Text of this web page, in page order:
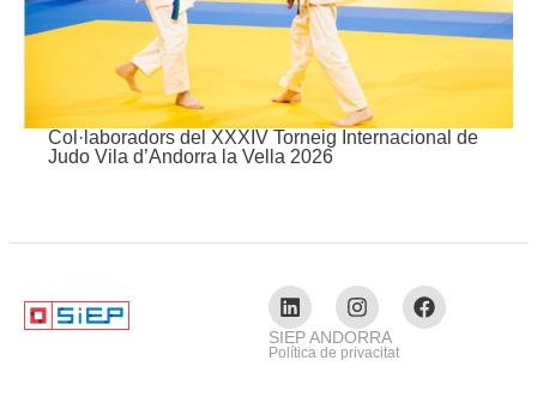
Col·laboradors del XXXIV Torneig Internacional de
Judo Vila d’Andorra la Vella 2026
SIEP ANDORRA
Política de privacitat